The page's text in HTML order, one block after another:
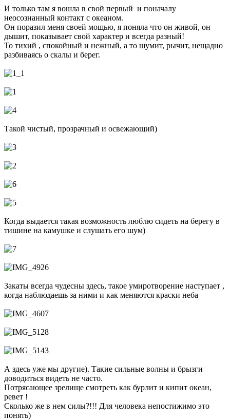
И только там я вошла в свой первый и поначалу
неосознанный контакт с океаном.
Он поразил меня своей мощью, я поняла что он живой, он
дышит, показывает свой характер и всегда разный!
То тихий , спокойный и нежный, а то шумит, рычит, нещадно
разбиваясь о скалы и берег.
Такой чистый, прозрачный и освежающий)
Когда выдается такая возможность люблю сидеть на берегу в
тишине на камушке и слушать его шум)
Закаты всегда чудесны здесь, такое умиротворение наступает ,
когда наблюдаешь за ними и как меняются краски неба
А здесь уже мы другие). Такие сильные волны и брызги
доводиться видеть не часто.
Потрясающее зрелище смотреть как бурлит и кипит океан,
ревет !
Сколько же в нем силы?!!! Для человека непостижимо это
понять)